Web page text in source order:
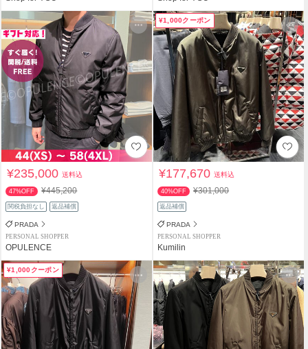
¥235,000送料込
47%OFF ¥445,200
関税負担なし 返品補償
PRADA
PERSONAL SHOPPER
OPULENCE
¥1,000クーポン
¥177,670送料込
40%OFF ¥301,000
返品補償
PRADA
PERSONAL SHOPPER
Kumilin
¥1,000クーポン